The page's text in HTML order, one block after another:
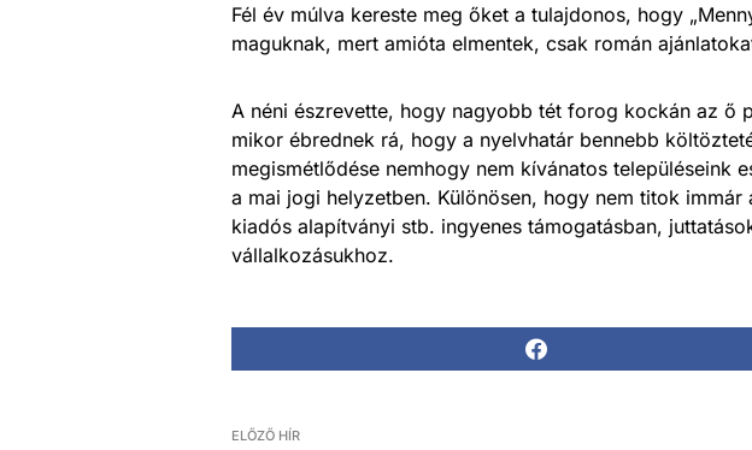
Fél év múlva kereste meg őket a tulajdonos, hogy
maguknak, mert amióta elmentek, csak román
A néni észrevette, hogy nagyobb tét forog kockán az ő
mikor ébrednek rá, hogy a nyelvhatár bennebb
megismétlődése nemhogy nem kívánatos településeink
a mai jogi helyzetben. Különösen, hogy nem titok
kiadós alapítványi stb. ingyenes támogatásban,
vállalkozásukhoz.
ELŐZŐ HÍR